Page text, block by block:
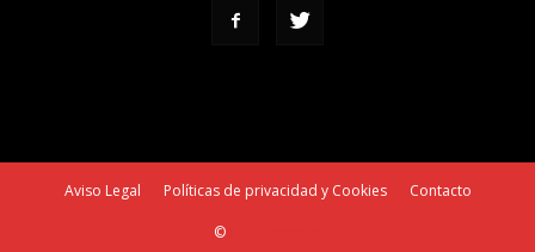
Aviso Legal Políticas de privacidad y Cookies Contacto
©